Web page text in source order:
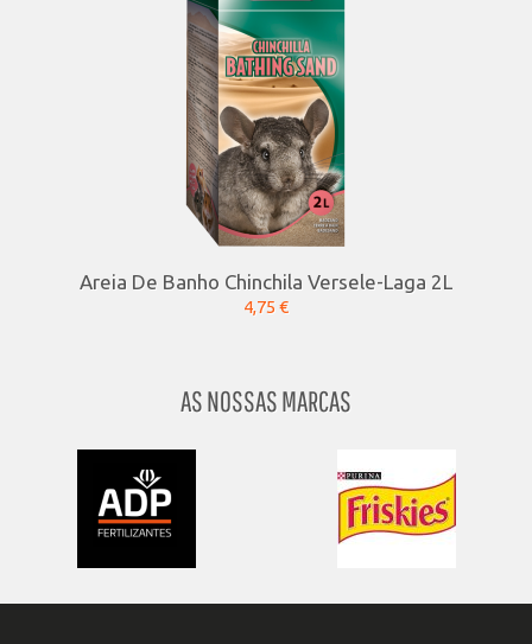
Areia De Banho Chinchila Versele-Laga 2L
4,75 €
AS NOSSAS MARCAS